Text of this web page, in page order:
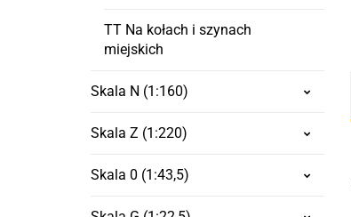
TT Na kołach i szynach
miejskich
Skala N (1:160)
Skala Z (1:220)
Skala 0 (1:43,5)